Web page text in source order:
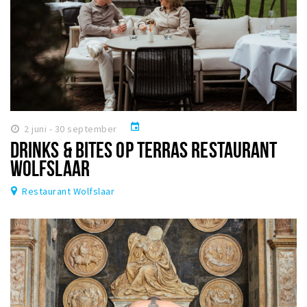
2 juni - 30 september event
DRINKS & BITES OP TERRAS RESTAURANT
WOLFSLAAR
Restaurant Wolfslaar